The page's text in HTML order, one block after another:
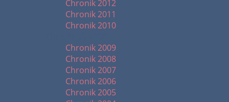
Chronik 2012
Chronik 2011
Chronik 2010
Chronik 2009
Chronik 2008
Chronik 2007
Chronik 2006
Chronik 2005